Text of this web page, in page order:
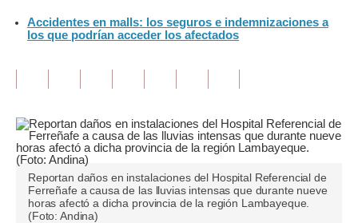
Finanzas Personales
Editorial
Pregunta de hoy
Blogs
Accidentes en malls: los seguros e indemnizaciones a
los que podrían acceder los afectados
Reportan daños en instalaciones del Hospital Referencial de
Ferreñafe a causa de las lluvias intensas que durante nueve
horas afectó a dicha provincia de la región Lambayeque.
(Foto: Andina)